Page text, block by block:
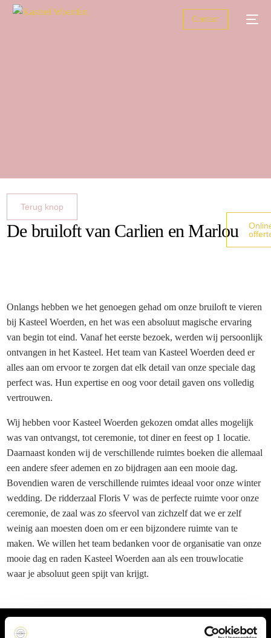
Contact
Terug knop
De bruiloft van Carlien en Marlou
Onlangs hebben we het genoegen gehad om onze bruiloft te vieren
bij Kasteel Woerden, en het was een absoluut magische ervaring
van begin tot eind. Vanaf het eerste bezoek, werden wij persoonlijk
ontvangen in het Kasteel. Het team van Kasteel Woerden deed er
alles aan om ervoor te zorgen dat elk detail van onze speciale dag
perfect was. Hun expertise en oog voor detail gaven ons volledig
vertrouwen.
Wij hebben voor Kasteel Woerden gekozen omdat alles mogelijk
was van ontvangst, tot ceremonie, tot diner en feest op 1 locatie.
Daarnaast konden wij de verschillende ruimtes boeken die allemaal
een andere sfeer ademen en zo bijdragen aan een mooie dag.
Bovendien waren de verschillende ruimtes ideaal voor onze winter
wedding. De ridderzaal Floris V was de perfecte ruimte voor onze
ceremonie, de zaal was zo sfeervol van zichzelf dat we er zelf
weinig aan moesten doen om er een bijzondere ruimte van te
maken. We willen het team bedanken voor de organisatie van onze
mooie dag en raden Kasteel Woerden aan als een trouwlocatie
waar je absoluut geen spijt van krijgt.
Over ons